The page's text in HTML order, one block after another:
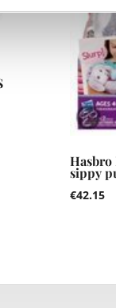
Hasbro
sippy
€42.15